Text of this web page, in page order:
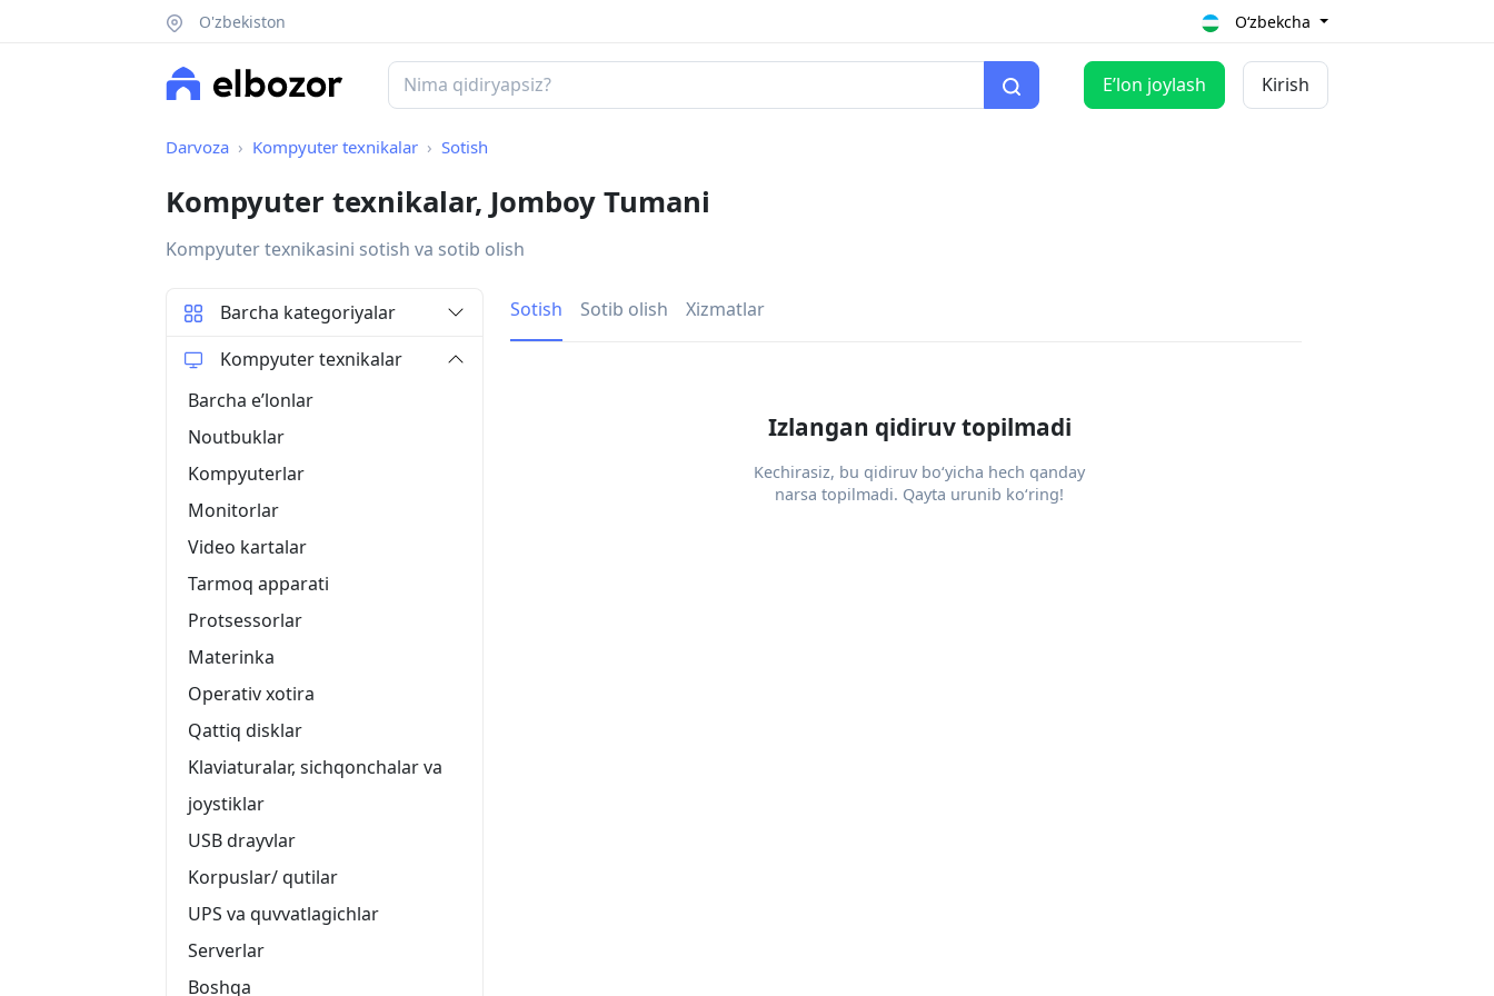
O'zbekiston O‘zbekcha
Eʼlon joylash Kirish
Darvoza Kompyuter texnikalar Sotish
Kompyuter texnikalar, Jomboy Tumani
Kompyuter texnikasini sotish va sotib olish
Sotish Sotib olish Xizmatlar
Izlangan qidiruv topilmadi
Kechirasiz, bu qidiruv bo‘yicha hech qanday
narsa topilmadi. Qayta urunib ko‘ring!
Barcha kategoriyalar
Kompyuter texnikalar
Barcha eʼlonlar
Noutbuklar
Kompyuterlar
Monitorlar
Video kartalar
Tarmoq apparati
Protsessorlar
Materinka
Operativ xotira
Qattiq disklar
Klaviaturalar, sichqonchalar va
joystiklar
USB drayvlar
Korpuslar/ qutilar
UPS va quvvatlagichlar
Serverlar
Boshqa